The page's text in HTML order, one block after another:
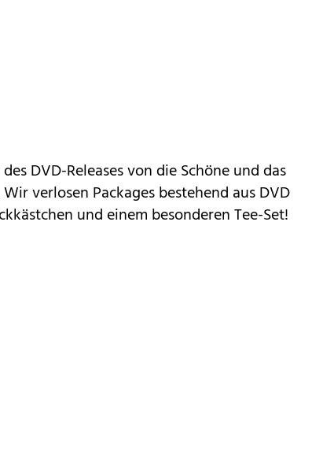
DVD-Releases von die Schöne und das
verlosen Packages bestehend aus DVD
und einem besonderen Tee-Set!